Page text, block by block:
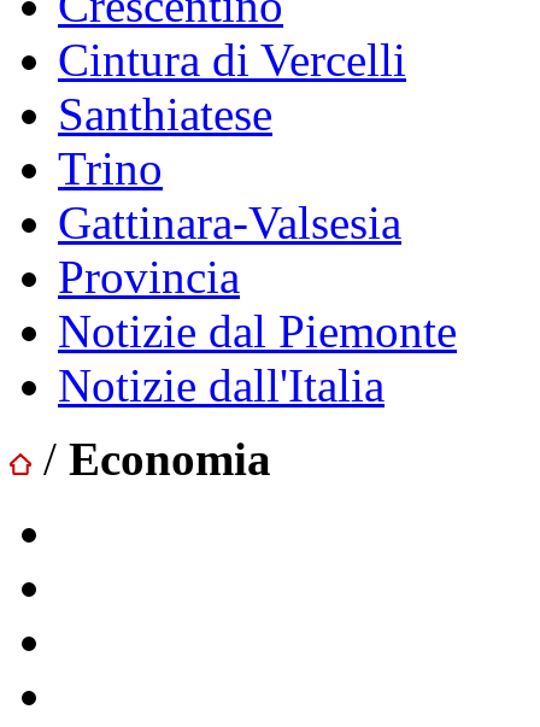
Cintura di Vercelli
Santhiatese
Trino
Gattinara-Valsesia
Provincia
Notizie dal Piemonte
Notizie dall'Italia
/ Economia